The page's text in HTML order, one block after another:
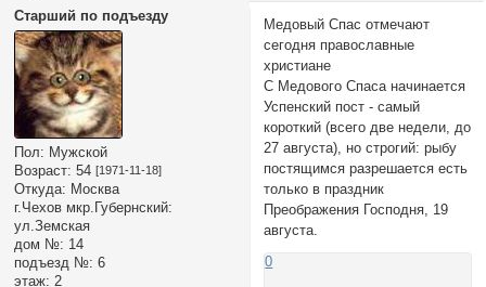
Старший по подъезду
Пол: Мужской
Возраст: 54 [1971-11-18]
Откуда: Москва
г.Чехов мкр.Губернский:
ул.Земская
дом №: 14
подъезд №: 6
этаж: 2
Медовый Спас отмечают
сегодня православные
христиане
С Медового Спаса начинается
Успенский пост - самый
короткий (всего две недели, до
27 августа), но строгий: рыбу
постящимся разрешается есть
только в праздник
Преображения Господня, 19
августа.
0